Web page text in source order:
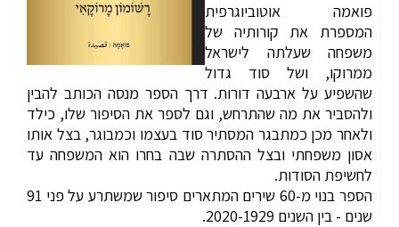
פואמה אוטוביוגרפית
המספרת את קורותיה של
משפחה שעלתה לישראל
ממרוקו, ושל סוד גדול
שהשפיע על ארבעה דורות. דרך הספר מנסה הכותב להבין
ולהסביר את מה שהתרחש, וגם לספר את הסיפור שלו, כילד
ולאחר מכן כמתבגר המסתיר סוד בעצמו וכמבוגר, בצל אותו
אסון משפחתי ובצל ההסתרה שבה בחרו הוא המשפחה עד
לחשיפת הסודות.
הספר בנוי מ-60 שירים המתארים סיפור שמשתרע על פני 91
שנים - בין השנים 2020-1929.